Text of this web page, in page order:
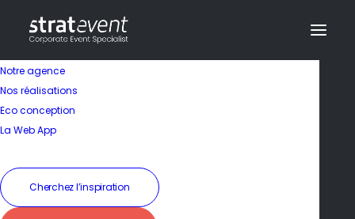
Notre agence
Nos réalisations
Eco conception
La Web App
Cherchez l’inspiration
Une vie nocturne
vibrante et intense
By